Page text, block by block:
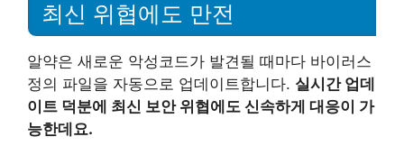
최신 위협에도 만전
알약은 새로운 악성코드가 발견될 때마다 바이러스
정의 파일을 자동으로 업데이트합니다. 실시간 업데
이트 덕분에 최신 보안 위협에도 신속하게 대응이 가
능한데요.